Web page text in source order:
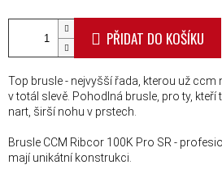
PŘIDAT DO KOŠÍKU
Top brusle - nejvyšší řada, kterou už ccm
v totál slevě. Pohodlná brusle, pro ty, kteří
nart, širší nohu v prstech.
Brusle CCM Ribcor 100K Pro SR -
mají unikátní konstrukci.